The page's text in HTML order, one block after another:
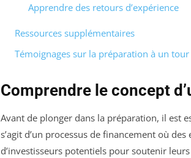
Apprendre des retours d’expérience
Ressources supplémentaires
Témoignages sur la préparation à un
Comprendre le concept
Avant de plonger dans la préparation, il est
s’agit d’un processus de financement où
d’investisseurs potentiels pour soutenir